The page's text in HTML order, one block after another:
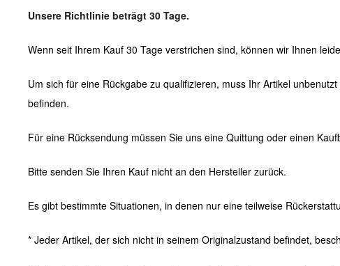
Unsere Richtlinie beträgt 30 Tage.
Wenn seit Ihrem Kauf 30 Tage verstrichen sind, können wir Ihnen
Um sich für eine Rückgabe zu qualifizieren, muss Ihr Artikel
befinden.
Für eine Rücksendung müssen Sie uns eine Quittung oder einen
Bitte senden Sie Ihren Kauf nicht an den Hersteller zurück.
Es gibt bestimmte Situationen, in denen nur eine teilweise
* Jeder Artikel, der sich nicht in seinem Originalzustand befindet,